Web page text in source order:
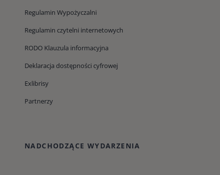
Regulamin Wypożyczalni
Regulamin czytelni internetowych
RODO Klauzula informacyjna
Deklaracja dostępności cyfrowej
Exlibrisy
Partnerzy
NADCHODZĄCE WYDARZENIA